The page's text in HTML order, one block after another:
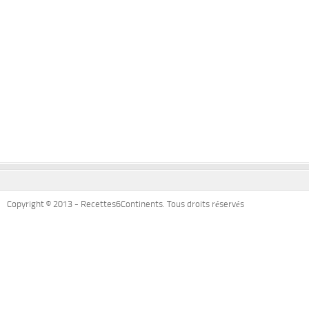
Copyright © 2013 - Recettes6Continents. Tous droits réservés